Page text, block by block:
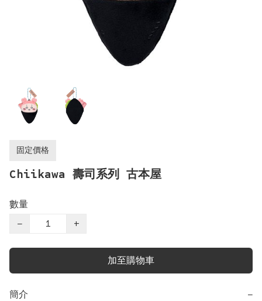
固定價格
Chiikawa 壽司系列 古本屋
數量
−
+
加至購物車
簡介 −